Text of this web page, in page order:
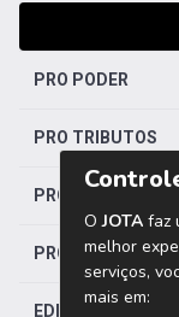
PRO PODER
PRO TRIBUTOS
PRO TRABALHISTA
PRO SAÚDE
EDITORIAS